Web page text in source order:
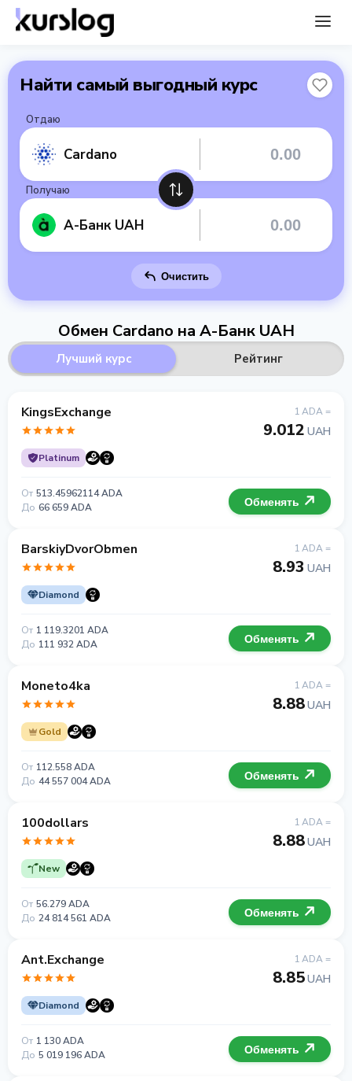
Найти самый выгодный курс
Отдаю
Cardano
Получаю
А-Банк UAH
Очистить
Обмен Cardano на А-Банк UAH
Лучший курс Рейтинг
KingsExchange
Platinum
1 ADA =
9.012 UAH
От 513.45962114 ADA
До 66 659 ADA Обменять
BarskiyDvorObmen
Diamond
1 ADA =
8.93 UAH
От 1 119.3201 ADA
До 111 932 ADA Обменять
Moneto4ka
Gold
1 ADA =
8.88UAH
От 112.558 ADA
До 44 557 004 ADA Обменять
100dollars
New
1 ADA =
8.88UAH
От 56.279 ADA
До 24 814 561 ADA Обменять
Ant.Exchange
Diamond
1 ADA =
8.85UAH
От 1 130 ADA
До 5 019 196 ADA Обменять